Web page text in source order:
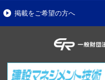
掲載をご希望の方へ